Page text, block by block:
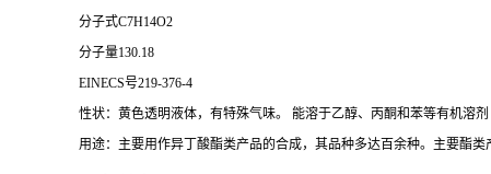
分子式C7H14O2
分子量130.18
EINECS号219-376-4
性状：黄色透明液体，有特殊气味。 能溶于乙醇、丙酮和苯等有机溶剂
用途：主要用作异丁酸酯类产品的合成，其品种多达百余种。主要酯